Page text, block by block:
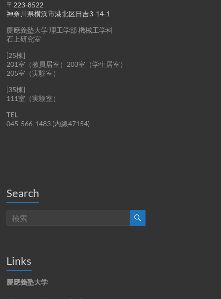
〒223-8522
神奈川県横浜市港北区日吉3-14-1
慶應義塾大学 理工学部 機械工学科
石上研究室
[25棟]
201室（教員居室）203室（学生居室）
205室（実験室）
[35棟]
111室（実験室）
TEL
045-566-1483 (内線47154)
Search
Links
慶應義塾大学